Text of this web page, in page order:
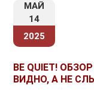
остаются
и многих других
клавиатуры
Современные
МАЙ
14
2025
BE QUIET!
ВИДНО, А НЕ